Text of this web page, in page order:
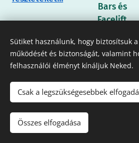
Bars és
Facelift
olvass
részleteket...
Kezdhetjük?
Sütiket használunk, hogy biztosítsuk
működését és biztonságát, valamint
felhasználói élményt kínáljuk Neked.
Csak a legszükségesebbek
Összes elfogadása